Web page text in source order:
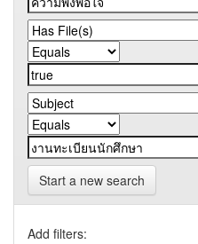
Start a new search
Add filters: